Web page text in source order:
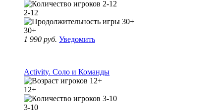
2-12
30+
1 990 руб. Уведомить
Activity. Соло и Команды
12+
3-10